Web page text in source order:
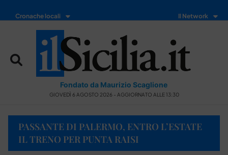
Cronache locali Il Network
Fondato da Maurizio Scaglione
GIOVEDÌ 6 AGOSTO 2026 - AGGIORNATO ALLE 13:30
PASSANTE DI PALERMO, ENTRO L’ESTATE
IL TRENO PER PUNTA RAISI